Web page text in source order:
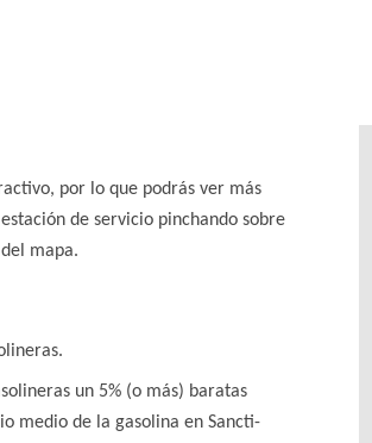
por lo que podrás ver más
de servicio pinchando sobre
mapa.
un 5% (o más) baratas
medio de la gasolina en Sancti-